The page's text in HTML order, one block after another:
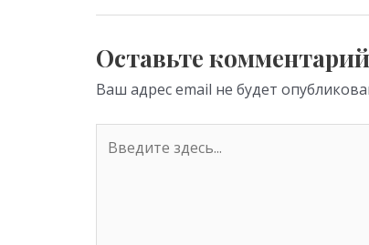
as
s
ni
ki
m p
p
Оставьте комментарий
Ваш адрес email не будет
здесь...